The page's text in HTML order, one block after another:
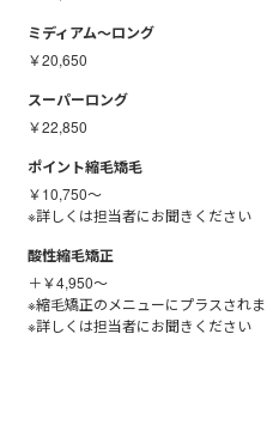
ミディアム〜ロング
￥20,650
スーパーロング
￥22,850
ポイント縮毛矯毛
￥10,750～
※詳しくは担当者にお聞きください
酸性縮毛矯正
＋￥4,950～
※縮毛矯正のメニューにプラスされ
※詳しくは担当者にお聞きください